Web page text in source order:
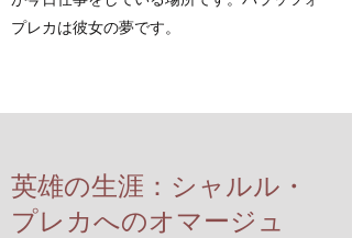
プレカは彼女の夢です。
英雄の生涯：シャルル・
プレカへのオマージュ